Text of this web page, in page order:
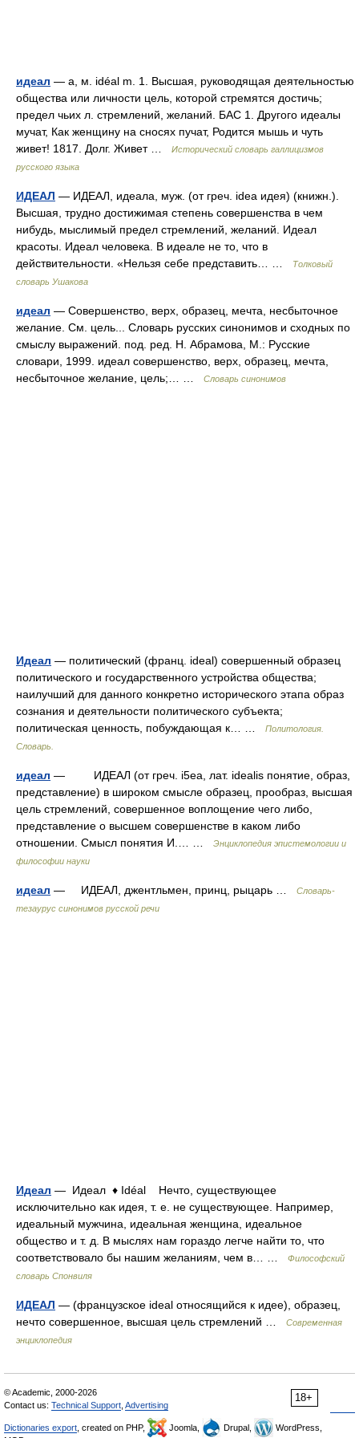
идеал — а, м. idéal m. 1. Высшая, руководящая деятельностью
общества или личности цель, которой стремятся достичь;
предел чьих л. стремлений, желаний. БАС 1. Другого идеалы
мучат, Как женщину на сносях пучат, Родится мышь и чуть
живет! 1817. Долг. Живет …
Исторический словарь галлицизмов
русского языка
ИДЕАЛ — ИДЕАЛ, идеала, муж. (от греч. idea идея) (книжн.).
Высшая, трудно достижимая степень совершенства в чем
нибудь, мыслимый предел стремлений, желаний. Идеал
красоты. Идеал человека. В идеале не то, что в
действительности. «Нельзя себе представить… …
Толковый
словарь Ушакова
идеал — Совершенство, верх, образец, мечта, несбыточное
желание. См. цель... Словарь русских синонимов и сходных по
смыслу выражений. под. ред. Н. Абрамова, М.: Русские
словари, 1999. идеал совершенство, верх, образец, мечта,
несбыточное желание, цель;… …
Словарь синонимов
Идеал — политический (франц. ideal) совершенный образец
политического и государственного устройства общества;
наилучший для данного конкретно исторического этапа образ
сознания и деятельности политического субъекта;
политическая ценность, побуждающая к… …
Политология.
Словарь.
идеал — ИДЕАЛ (от греч. i5ea, лат. idealis понятие, образ,
представление) в широком смысле образец, прообраз, высшая
цель стремлений, совершенное воплощение чего либо,
представление о высшем совершенстве в каком либо
отношении. Смысл понятия И.… …
Энциклопедия эпистемологии и
философии науки
идеал — ИДЕАЛ, джентльмен, принц, рыцарь …
Словарь-
тезаурус синонимов русской речи
Идеал — Идеал ♦ Idéal Нечто, существующее
исключительно как идея, т. е. не существующее. Например,
идеальный мужчина, идеальная женщина, идеальное
общество и т. д. В мыслях нам гораздо легче найти то, что
соответствовало бы нашим желаниям, чем в… …
Философский
словарь Спонвиля
ИДЕАЛ — (французское ideal относящийся к идее), образец,
нечто совершенное, высшая цель стремлений …
Современная
энциклопедия
18+
© Academic, 2000-2026
Contact us: Technical Support Advertising
Dictionaries export , created on PHP, Joomla, Drupal,
WordPress,